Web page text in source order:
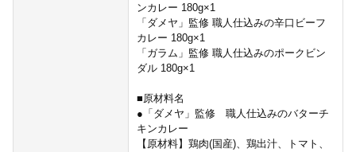
ンカレー 180g×1
「ダメヤ」監修 職人仕込みの辛口ビーフ
カレー 180g×1
「ガラム」監修 職人仕込みのポークビン
ダル 180g×1
■原材料名
●「ダメヤ」監修 職人仕込みのバターチ
キンカレー
【原材料】鶏肉(国産)、鶏出汁、トマト、